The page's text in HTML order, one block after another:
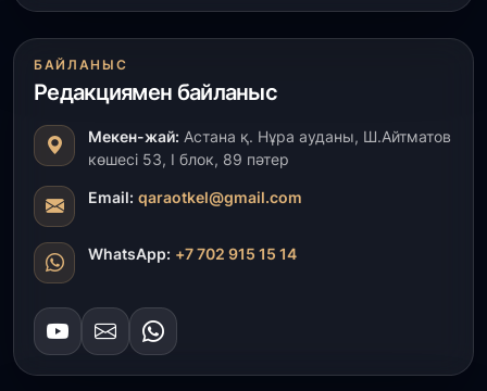
ҚР Президенті Орталық Азия елдеріне
ұзақмерзімді ынтымақтастық жоспарын әзірлеуді
ұсынды
31 шілде, 2026
«Ауыл аманаты»: Түркістанда 30,2 млрд теңгеге
4 223 жоба қаржыландырылды
31 шілде, 2026
толық ауыз сумен қамтылды
30 шілде, 2026
БАЙЛАНЫС
Редакциямен байланыс
Мекен-жай: Астана қ. Нұра ауданы, Ш.Айтматов
көшесі 53, І блок, 89 пәтер
Email: qaraotkel@gmail.com
WhatsApp: +7 702 915 15 14